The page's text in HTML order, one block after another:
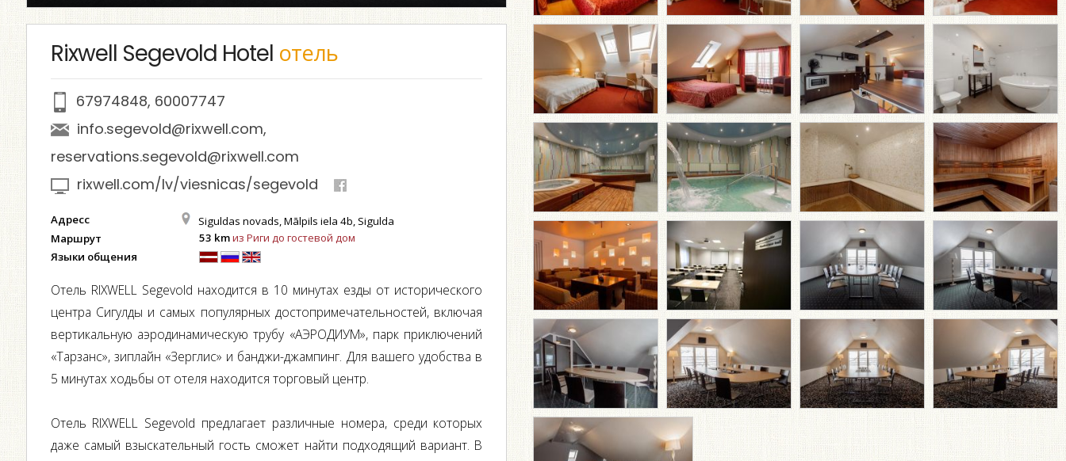
Rixwell Segevold Hotel отель
67974848, 60007747
info.segevold@rixwell.com,
reservations.segevold@rixwell.com
rixwell.com/lv/viesnicas/segevold
Адресс Siguldas novads, Mālpils iela 4b, Sigulda
Маршрут 53 kmиз Риги до гостевой дом
Языки общения
Отель RIXWELL Segevold находится в 10 минутах езды от исторического
центра Сигулды и самых популярных достопримечательностей, включая
вертикальную аэродинамическую трубу «АЭРОДИУМ», парк приключений
«Тарзанс», зиплайн «Зерглис» и банджи-джампинг. Для вашего удобства в
5 минутах ходьбы от отеля находится торговый центр.
Отель RIXWELL Segevold предлагает различные номера, среди которых
даже самый взыскательный гость сможет найти подходящий вариант. В